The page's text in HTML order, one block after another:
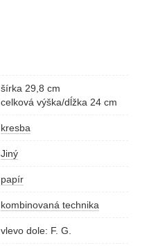
šírka 29,8 cm
celková výška/dĺžka 24 cm
kresba
Jiný
papír
kombinovaná technika
vlevo dole: F. G.